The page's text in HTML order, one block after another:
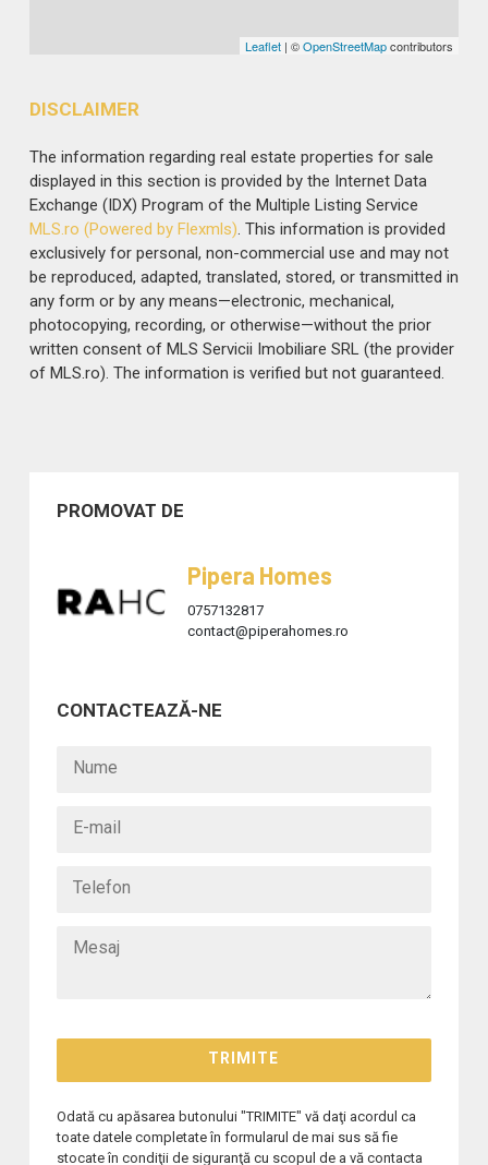
Leaflet | ©OpenStreetMapcontributors
DISCLAIMER
The information regarding real estate properties for sale
displayed in this section is provided by the Internet Data
Exchange (IDX) Program of the Multiple Listing Service
MLS.ro (Powered by Flexmls) . This information is provided
exclusively for personal, non-commercial use and may not
be reproduced, adapted, translated, stored, or transmitted in
any form or by any means—electronic, mechanical,
photocopying, recording, or otherwise—without the prior
written consent of MLS Servicii Imobiliare SRL (the provider
of MLS.ro). The information is verified but not guaranteed.
PROMOVAT DE
Pipera Homes
0757132817
contact@piperahomes.ro
CONTACTEAZĂ-NE
Odată cu apăsarea butonului "TRIMITE" vă daţi acordul ca
toate datele completate în formularul de mai sus să fie
stocate în condiţii de siguranţă cu scopul de a vă contacta